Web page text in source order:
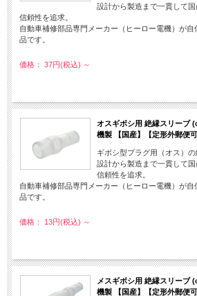
設計から製造まで一貫して
信頼性を追求。
自動車補修部品専門メーカー（ヒーロー電機）が
品です。
価格： 37円(税込) ～
オスギボシ用 絶縁スリーブ
機製 【国産】【定形外郵便可
ギボシ型プラグ用（オス）の
設計から製造まで一貫して
信頼性を追求。
自動車補修部品専門メーカー（ヒーロー電機）が
品です。
価格： 13円(税込) ～
メスギボシ用 絶縁スリーブ
機製 【国産】【定形外郵便可